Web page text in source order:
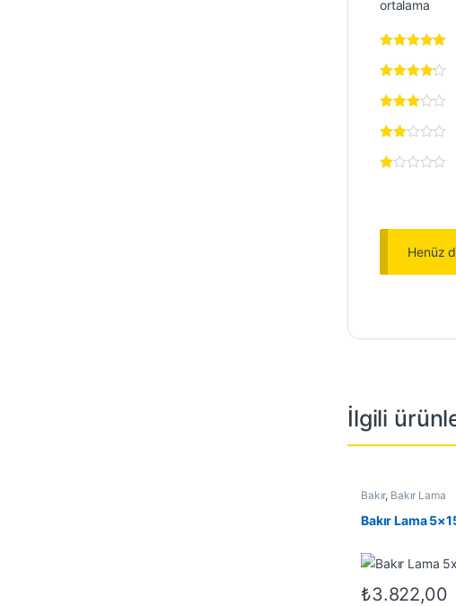
ortalama
Henüz
İlgili
Bakır, Bakır Lama
Bakır Lama
₺3.822,00